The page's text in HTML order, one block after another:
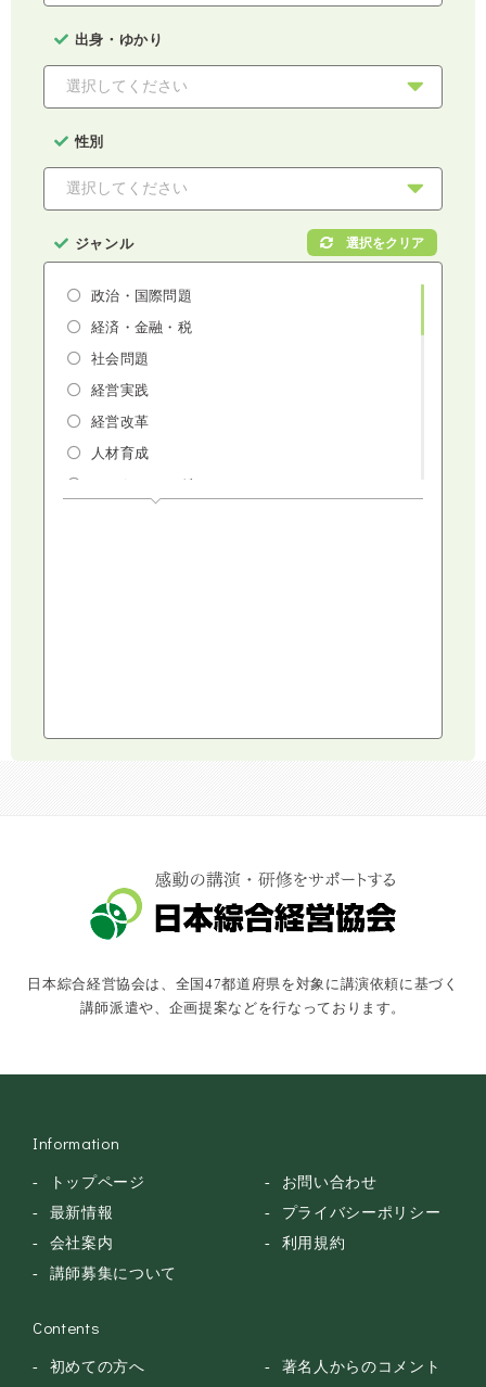
出身・ゆかり
性別
ジャンル
政治・国際問題
経済・金融・税
社会問題
経営実践
経営改革
人材育成
マーケティング
コミュニケーション・話し方
キャスター・アナウンサー
俳優・タレント・モデル
落語・講談・色物
安全大会
日本綜合経営協会は、全国47都道府県を対象に講演依頼に基づく
講師派遣や、企画提案などを行なっております。
Information
トップページ
最新情報
会社案内
講師募集について
お問い合わせ
プライバシーポリシー
利用規約
Contents
初めての方へ 著名人からのコメント